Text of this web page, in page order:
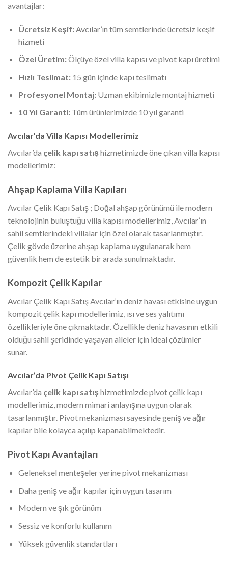
avantajlar:
Ücretsiz Keşif:Avcılar’ın tüm semtlerinde ücretsiz keşif
hizmeti
Özel Üretim:Ölçüye özel villa kapısı ve pivot kapı üretimi
Hızlı Teslimat:15 gün içinde kapı teslimatı
Profesyonel Montaj:Uzman ekibimizle montaj hizmeti
10 Yıl Garanti:Tüm ürünlerimizde 10 yıl garanti
Avcılar’da Villa Kapısı Modellerimiz
Avcılar’da çelik kapı satışhizmetimizde öne çıkan villa kapısı
modellerimiz:
Ahşap Kaplama Villa Kapıları
Avcılar Çelik Kapı Satış ; Doğal ahşap görünümü ile modern
teknolojinin buluştuğu villa kapısı modellerimiz, Avcılar’ın
sahil semtlerindeki villalar için özel olarak tasarlanmıştır.
Çelik gövde üzerine ahşap kaplama uygulanarak hem
güvenlik hem de estetik bir arada sunulmaktadır.
Kompozit Çelik Kapılar
Avcılar Çelik Kapı Satış Avcılar’ın deniz havası etkisine uygun
kompozit çelik kapı modellerimiz, ısı ve ses yalıtımı
özellikleriyle öne çıkmaktadır. Özellikle deniz havasının etkili
olduğu sahil şeridinde yaşayan aileler için ideal çözümler
sunar.
Avcılar’da Pivot Çelik Kapı Satışı
Avcılar’da çelik kapı satışhizmetimizde pivot çelik kapı
modellerimiz, modern mimari anlayışına uygun olarak
tasarlanmıştır. Pivot mekanizması sayesinde geniş ve ağır
kapılar bile kolayca açılıp kapanabilmektedir.
Pivot Kapı Avantajları
Geleneksel menteşeler yerine pivot mekanizması
Daha geniş ve ağır kapılar için uygun tasarım
Modern ve şık görünüm
Sessiz ve konforlu kullanım
Yüksek güvenlik standartları